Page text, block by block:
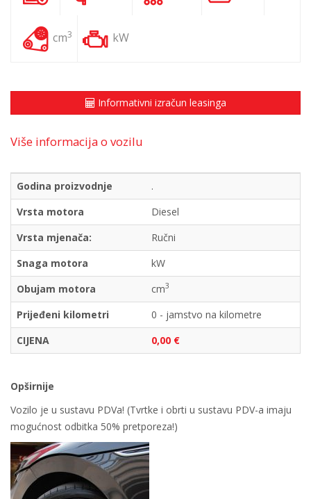
cm3 kW
Informativni izračun leasinga
Više informacija o vozilu
Godina proizvodnje
.
Vrsta motora
Diesel
Vrsta mjenača:
Ručni
Snaga motora
kW
Obujam motora
cm3
Prijeđeni kilometri
0 - jamstvo na kilometre
CIJENA
0,00 €
Opširnije
Vozilo je u sustavu PDVa! (Tvrtke i obrti u sustavu PDV-a imaju
mogućnost odbitka 50% pretporeza!)